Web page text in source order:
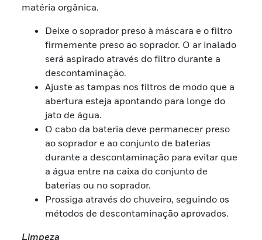
matéria orgânica.
Deixe o soprador preso à máscara e o filtro
firmemente preso ao soprador. O ar inalado
será aspirado através do filtro durante a
descontaminação.
Ajuste as tampas nos filtros de modo que a
abertura esteja apontando para longe do
jato de água.
O cabo da bateria deve permanecer preso
ao soprador e ao conjunto de baterias
durante a descontaminação para evitar que
a água entre na caixa do conjunto de
baterias ou no soprador.
Prossiga através do chuveiro, seguindo os
métodos de descontaminação aprovados.
Limpeza